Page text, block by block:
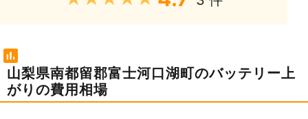
山梨県南都留郡富士河口湖町のバッテリー上
がりの費用相場